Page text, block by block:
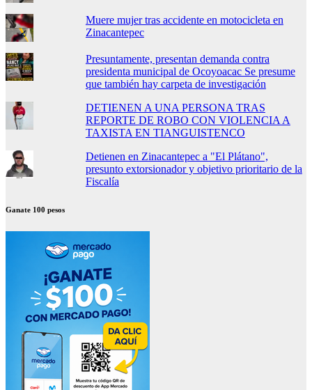
Muere mujer tras accidente en motocicleta en
Zinacantepec
Presuntamente, presentan demanda contra
presidenta municipal de Ocoyoacac Se presume
que también hay carpeta de investigación
DETIENEN A UNA PERSONA TRAS
REPORTE DE ROBO CON VIOLENCIA A
TAXISTA EN TIANGUISTENCO
Detienen en Zinacantepec a "El Plátano",
presunto extorsionador y objetivo prioritario de la
Fiscalía
Ganate 100 pesos